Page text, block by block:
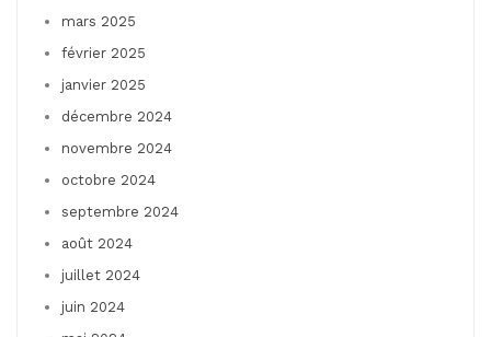
mars 2025
février 2025
janvier 2025
décembre 2024
novembre 2024
octobre 2024
septembre 2024
août 2024
juillet 2024
juin 2024